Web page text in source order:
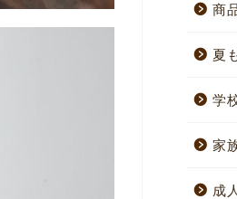
商
夏
学
家
成